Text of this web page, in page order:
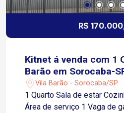
R$
Kitnet á venda com 1
Barão em Sorocaba-
Vila Barão - Sorocaba/SP
1 Quarto Sala de estar
Área de serviço 1 Vaga de